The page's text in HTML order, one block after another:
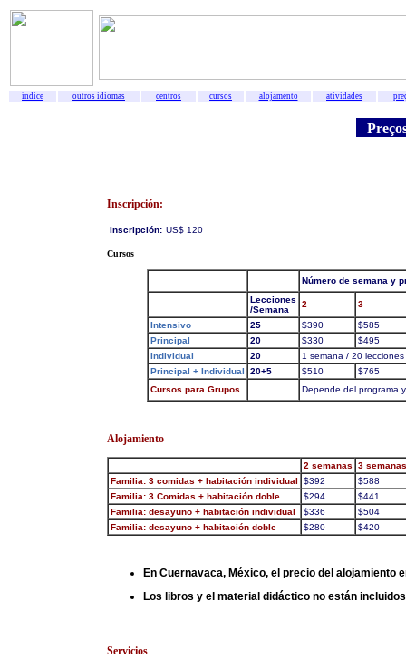
índice outros idiomas centros cursos alojamento atividades
Inscripción:
Inscripción: US$ 120
Cursos
Número de semana y
Lecciones
/Semana
2 3
Intensivo 25 $390
$585
Principal
20 $330
$495
Individual
20
1 semana / 20
Principal + Individual
20+5 $510
$765
Cursos para Grupos
Depende del programa
Alojamiento
2 semanas
3 semanas
Familia: 3 comidas + habitación individual
$392
$588
Familia: 3 Comidas + habitación doble
$294
$441
Familia: desayuno + habitación individual
$336
$504
Familia: desayuno + habitación doble
$280 $420
En Cuernavaca, México, el precio del alojamiento
Los libros y el material didáctico no están
Servicios